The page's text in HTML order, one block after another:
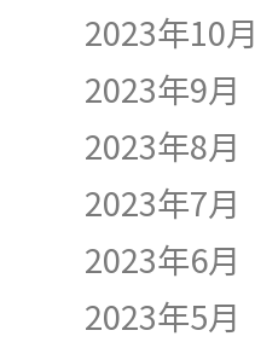
2023年10月
2023年9月
2023年8月
2023年7月
2023年6月
2023年5月